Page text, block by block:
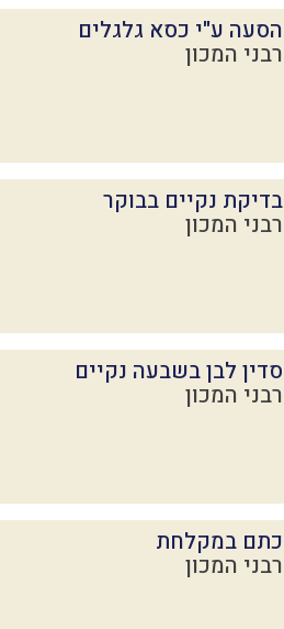
הסעה ע"י כסא גלגלים
רבני המכון
בדיקת נקיים בבוקר
רבני המכון
סדין לבן בשבעה נקיים
רבני המכון
כתם במקלחת
רבני המכון